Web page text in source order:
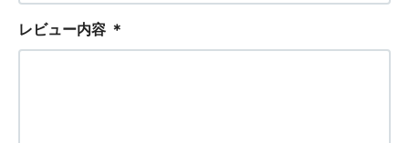
レビュー内容 ＊